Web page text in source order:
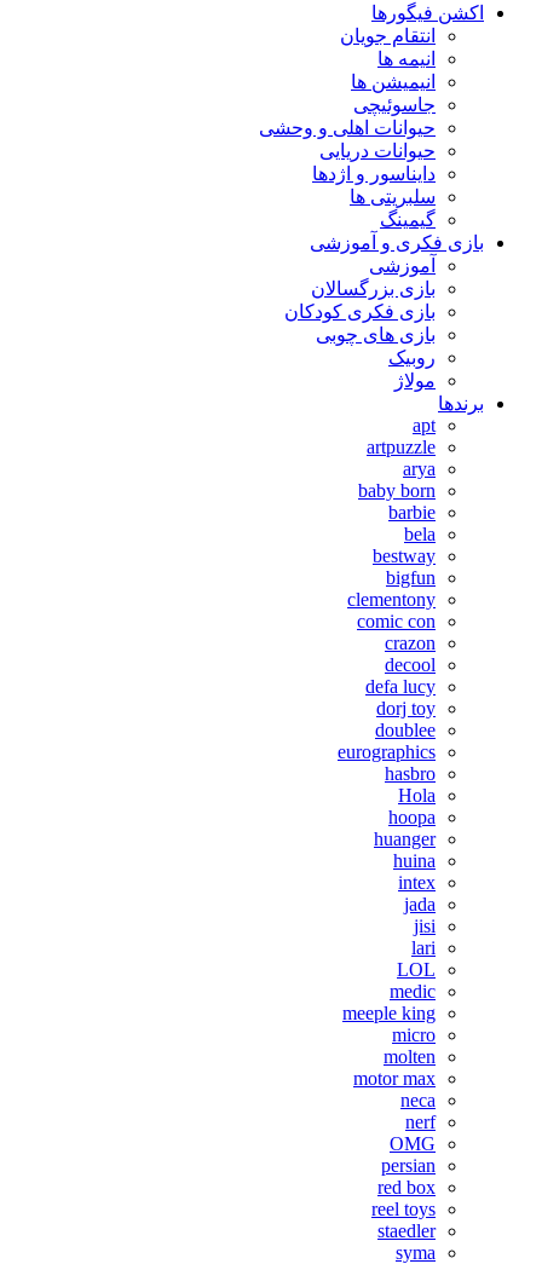
اکشن فیگورها
انتقام جویان
انیمه ها
انیمیشن ها
جاسوئیچی
حیوانات اهلی و وحشی
حیوانات دریایی
دایناسور و اژدها
سلبریتی ها
گیمینگ
بازی فکری و آموزشی
آموزشی
بازی بزرگسالان
بازی فکری کودکان
بازی های چوبی
روبیک
مولاژ
برندها
apt
artpuzzle
arya
baby born
barbie
bela
bestway
bigfun
clementony
comic con
crazon
decool
defa lucy
dorj toy
doublee
eurographics
hasbro
Hola
hoopa
huanger
huina
intex
jada
jisi
lari
LOL
medic
meeple king
micro
molten
motor max
neca
nerf
OMG
persian
red box
reel toys
staedler
syma